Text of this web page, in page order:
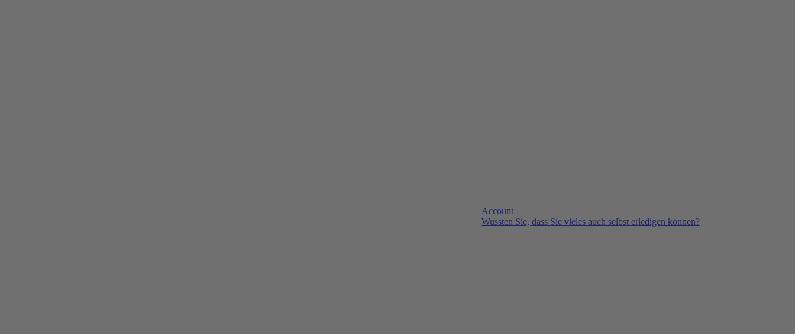
Account
Wussten Sie, dass Sie vieles auch selbst erledigen können?